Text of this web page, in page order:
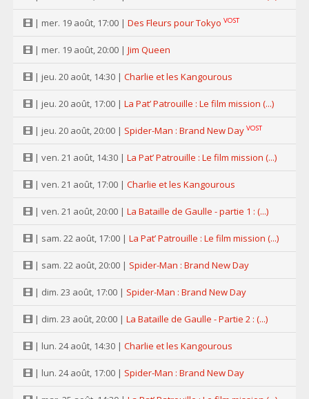
| mer. 19 août, 17:00 | Des Fleurs pour Tokyo VOST
| mer. 19 août, 20:00 | Jim Queen
| jeu. 20 août, 14:30 | Charlie et les Kangourous
| jeu. 20 août, 17:00 | La Pat’ Patrouille : Le film mission (...)
| jeu. 20 août, 20:00 | Spider-Man : Brand New Day VOST
| ven. 21 août, 14:30 | La Pat’ Patrouille : Le film mission (...)
| ven. 21 août, 17:00 | Charlie et les Kangourous
| ven. 21 août, 20:00 | La Bataille de Gaulle - partie 1 : (...)
| sam. 22 août, 17:00 | La Pat’ Patrouille : Le film mission (...)
| sam. 22 août, 20:00 | Spider-Man : Brand New Day
| dim. 23 août, 17:00 | Spider-Man : Brand New Day
| dim. 23 août, 20:00 | La Bataille de Gaulle - Partie 2 : (...)
| lun. 24 août, 14:30 | Charlie et les Kangourous
| lun. 24 août, 17:00 | Spider-Man : Brand New Day